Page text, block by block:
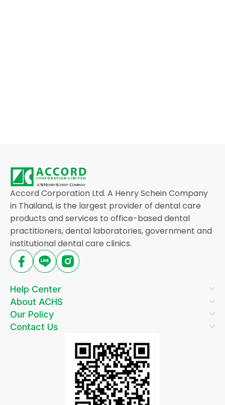
Accord Corporation Ltd. A Henry Schein Company
in Thailand, is the largest provider of dental care
products and services to office-based dental
practitioners, dental laboratories, government and
institutional dental care clinics.
Help Center
About ACHS
Our Policy
Contact Us